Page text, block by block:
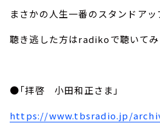
まさかの人生一番のスタンドアッ
聴き逃した方はradikoで聴いてみ
●「拝啓 小田和正さま」
https://www.tbsradio.jp/